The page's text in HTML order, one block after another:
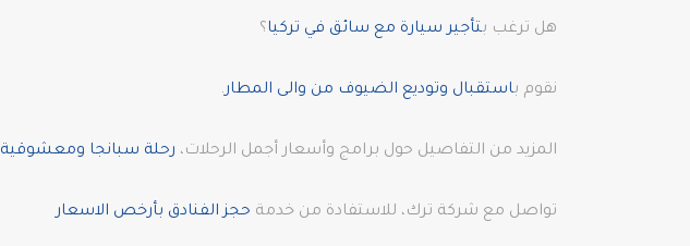
هل ترغب بتأجير سيارة مع سائق في تركيا ؟
نقوم باستقبال وتوديع الضيوف من والى المطار.
المزيد من التفاصيل حول برامج وأسعار أجمل الرحلات، رحلة سبانجا ومعشوقية
تواصل مع شركة ترك، للاستفادة من خدمة حجز الفنادق بأرخص الاسعار